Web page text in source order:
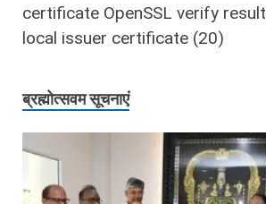
certificate OpenSSL verify
local issuer certificate (20)
ब्रह्मोत्‍सवम सूचनाएं